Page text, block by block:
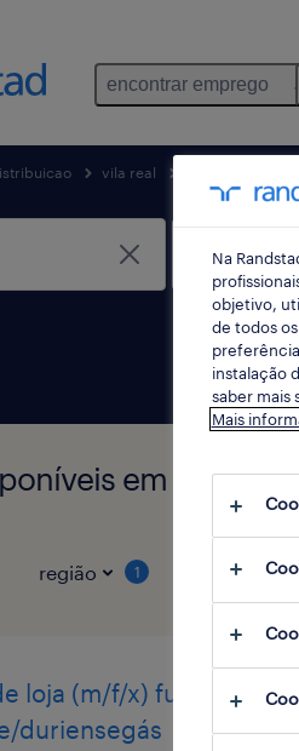
encontrar emprego
vila real
em
região 1 tipo de
loja (m/f/x) full-
duriensegás
Na
objetivo,
de todos
instalação
saber mais
Mais